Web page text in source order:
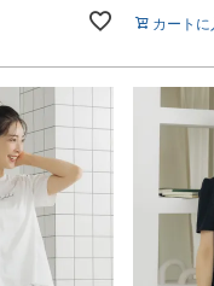
カートに